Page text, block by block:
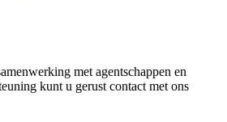
met agentschappen en
kunt u gerust contact met ons